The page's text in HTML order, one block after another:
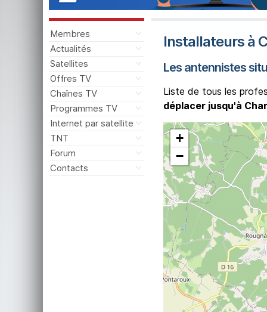
Membres
Actualités
Satellites
Offres TV
Chaînes TV
Programmes TV
Internet par satellite
TNT
Forum
Contacts
Installateurs à
Les antennistes
Liste de tous les
déplacer jusqu'à
+
−